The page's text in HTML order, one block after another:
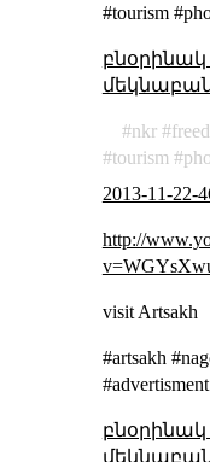
#tourism
բնօրինակ
nkr
tourism
2013-11-22-
http://
visit Artsakh
#artsakh
բնօրինակ